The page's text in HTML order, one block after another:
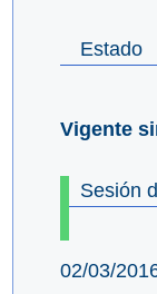
Estado
Vigente
Sesión
02/03/